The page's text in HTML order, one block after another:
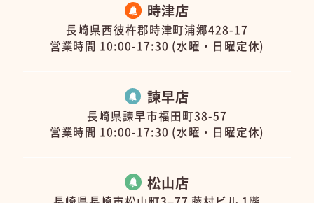
時津店
長崎県西彼杵郡時津町浦郷428-17
営業時間 10:00-17:30 (水曜・日曜定休)
諫早店
長崎県諫早市福田町38-57
営業時間 10:00-17:30 (水曜・日曜定休)
松山店